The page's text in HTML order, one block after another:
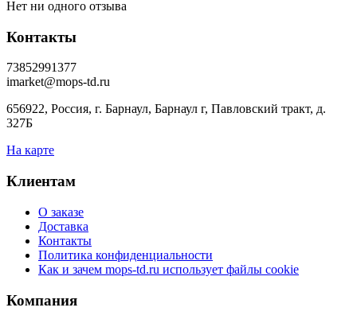
Нет ни одного отзыва
Контакты
73852991377
imarket@mops-td.ru
656922, Россия, г. Барнаул, Барнаул г, Павловский тракт, д.
327Б
На карте
Клиентам
О заказе
Доставка
Контакты
Политика конфиденциальности
Как и зачем mops-td.ru использует файлы cookie
Компания